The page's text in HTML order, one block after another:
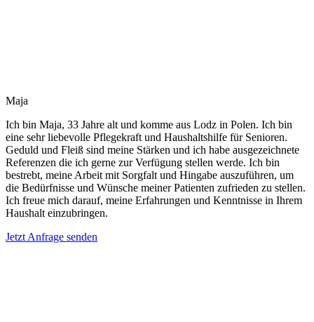
Maja
Ich bin Maja, 33 Jahre alt und komme aus Lodz in Polen. Ich bin
eine sehr liebevolle Pflegekraft und Haushaltshilfe für Senioren.
Geduld und Fleiß sind meine Stärken und ich habe ausgezeichnete
Referenzen die ich gerne zur Verfügung stellen werde. Ich bin
bestrebt, meine Arbeit mit Sorgfalt und Hingabe auszuführen, um
die Bedürfnisse und Wünsche meiner Patienten zufrieden zu stellen.
Ich freue mich darauf, meine Erfahrungen und Kenntnisse in Ihrem
Haushalt einzubringen.
Jetzt Anfrage senden